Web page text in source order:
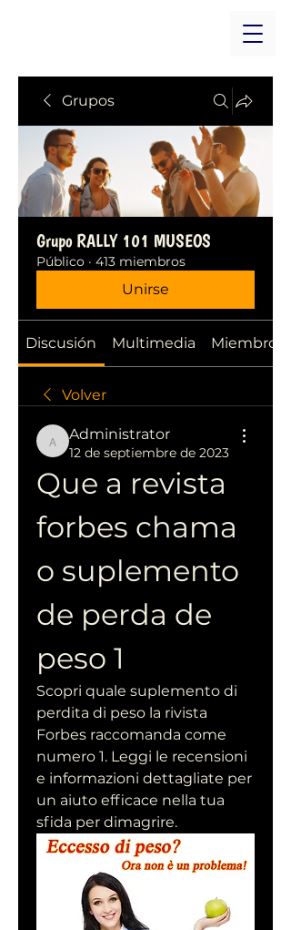
Grupos
Grupo RALLY 101 MUSEOS
Público · 413 miembros
Unirse
Discusión Multimedia Miembros
Volver
Administrator
Administrator
12 de septiembre de 2023
Que a revista
forbes chama
o suplemento
de perda de
peso 1
Scopri quale suplemento di
perdita di peso la rivista
Forbes raccomanda come
numero 1. Leggi le recensioni
e informazioni dettagliate per
un aiuto efficace nella tua
sfida per dimagrire.